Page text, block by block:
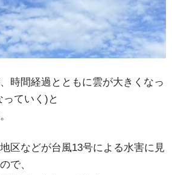
時間経過とともに雲が大きくなっ
ていく)と
区などが台風13号による水害に見
で、